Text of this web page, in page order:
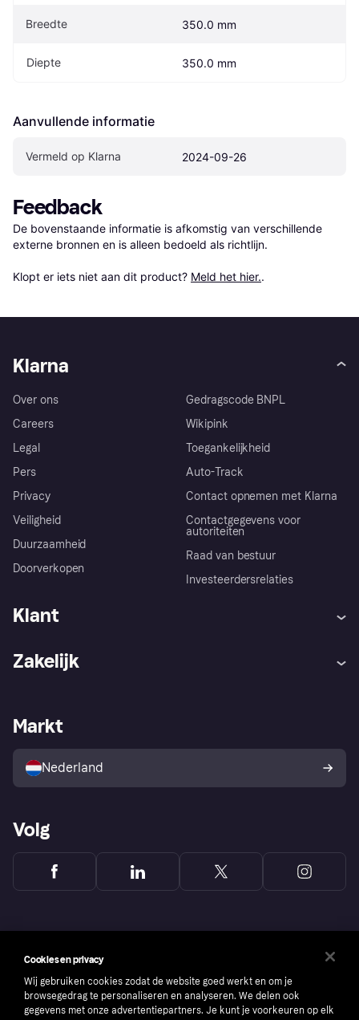
Breedte 350.0 mm
Diepte 350.0 mm
Aanvullende informatie
Vermeld op Klarna 2024-09-26
Feedback
De bovenstaande informatie is afkomstig van verschillende
externe bronnen en is alleen bedoeld als richtlijn.
Klopt er iets niet aan dit product? Meld het hier..
Klarna
Over ons
Careers
Legal
Pers
Privacy
Veiligheid
Duurzaamheid
Doorverkopen
Gedragscode BNPL
Wikipink
Toegankelijkheid
Auto-Track
Contact opnemen met Klarna
Contactgegevens voor
autoriteiten
Raad van bestuur
Investeerdersrelaties
Klant
Winkeloverzicht
Kopersbescherming voor
consumenten
Zakelijk
Zakelijke login
Markt
Nederland
Volg
Cookies en privacy
Wij gebruiken cookies zodat de website goed werkt en om je
browsegedrag te personaliseren en analyseren. We delen ook
gegevens met onze advertentiepartners. Je kunt je voorkeuren op elk